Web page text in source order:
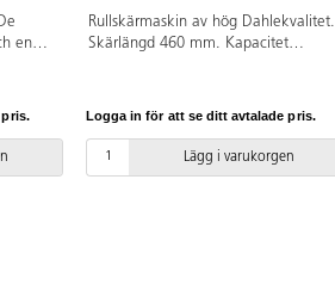
en
pris.
Rullskärmaskin av hög Dahlekvalitet.
Skärlängd 460 mm. Kapacitet
Logga in för att se ditt avtalade pris.
Lägg i varukorgen